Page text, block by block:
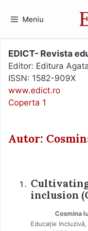
Meniu
EDICT- Revista
Editor: Editura
ISSN: 1582-909X
www.edict.ro
Coperta 1
Autor:
inclusion
Cosmina
Educație